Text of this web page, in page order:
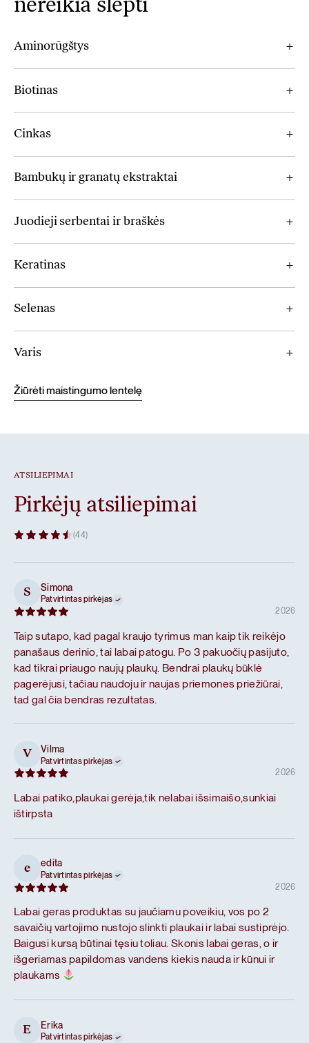
nereikia slėpti
Aminorūgštys
Biotinas
Cinkas
Bambukų ir granatų ekstraktai
Juodieji serbentai ir braškės
Keratinas
Selenas
Varis
Žiūrėti maistingumo lentelę
ATSILIEPIMAI
Pirkėjų atsiliepimai
(44)
S Simona
Patvirtintas pirkėjas
2026
Taip sutapo, kad pagal kraujo tyrimus man kaip tik reikėjo
panašaus derinio, tai labai patogu. Po 3 pakuočių pasijuto,
kad tikrai priaugo naujų plaukų. Bendrai plaukų būklė
pagerėjusi, tačiau naudoju ir naujas priemones priežiūrai,
tad gal čia bendras rezultatas.
V Vilma
Patvirtintas pirkėjas
2026
Labai patiko,plaukai gerėja,tik nelabai išsimaišo,sunkiai
ištirpsta
e edita
Patvirtintas pirkėjas
2026
Labai geras produktas su jaučiamu poveikiu, vos po 2
savaičių vartojimo nustojo slinkti plaukai ir labai sustiprėjo.
Baigusi kursą būtinai tęsiu toliau. Skonis labai geras, o ir
išgeriamas papildomas vandens kiekis nauda ir kūnui ir
plaukams
E Erika
Patvirtintas pirkėjas